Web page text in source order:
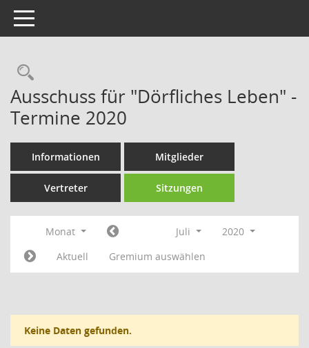
Toggle navigation
Rechercheauswahl
Ausschuss für "Dörfliches Leben" -
Termine 2020
Informationen Mitglieder
Vertreter Sitzungen
Monat Juli
2020
Aktuell
Gremium auswählen
Keine Daten gefunden.